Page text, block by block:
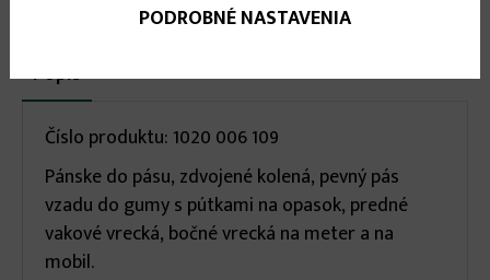
infos
Popis(aktívna
karta)
Číslo produktu: 1020 006 109
Pánske do pásu, zdvojené kolená, pevný pás
vzadu do gumy s pútkami na opasok, predné
vakové vrecká, bočné vrecká na meter a na
mobil.
PODROBNÉ NASTAVENIA